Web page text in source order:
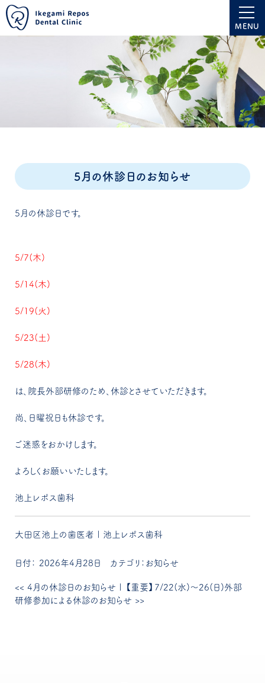
MENU
5月の休診日のお知らせ
5月の休診日です。
5/7(木)
5/14(木)
5/19(火)
5/23(土)
5/28(木)
は、院長外部研修のため、休診とさせていただきます。
尚、日曜祝日も休診です。
ご迷惑をおかけします。
よろしくお願いいたします。
池上レポス歯科
大田区池上の歯医者 | 池上レポス歯科
日付： 2026年4月28日 カテゴリ： お知らせ
<< 4月の休診日のお知らせ
【重要】7/22(水)〜26(日)外部
研修参加による休診のお知らせ >>